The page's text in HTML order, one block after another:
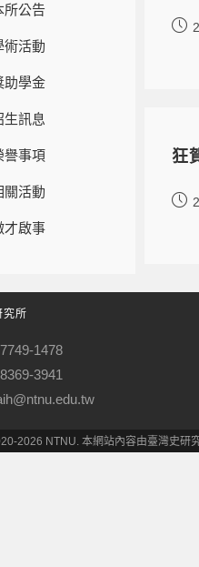
所公告
術活動
助學金
生訊息
譽事項
關活動
才啟事
狂
究所
1478
3941
2026 NTNU. 本網站內容由臺灣史研